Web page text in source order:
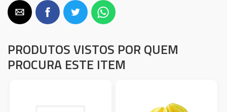
PRODUTOS VISTOS POR QUEM
PROCURA ESTE ITEM